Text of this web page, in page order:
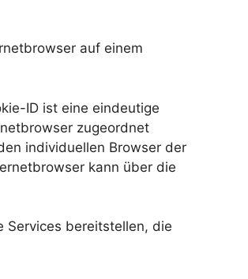
auf einem
ID ist eine eindeutige
zugeordnet
individuellen Browser der
kann über die
Services bereitstellen, die